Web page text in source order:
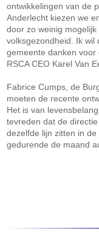
ontwikkelingen van de
Anderlecht kiezen we
door zo weinig mogelijk
volksgezondheid. Ik wil
gemeente danken voor
RSCA CEO Karel Van
Fabrice Cumps, de
moeten de recente
Het is van
tevreden dat de
dezelfde lijn zitten in
gedurende de